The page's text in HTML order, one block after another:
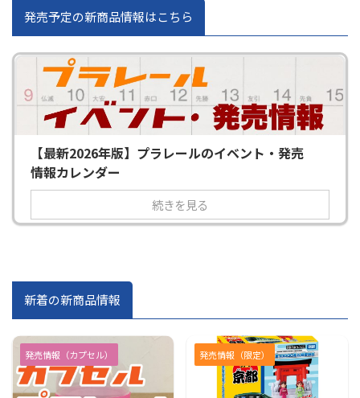
発売予定の新商品情報はこちら
【最新2026年版】プラレールのイベント・発売
情報カレンダー
続きを見る
新着の新商品情報
発売情報（カプセル） 発売情報（限定）